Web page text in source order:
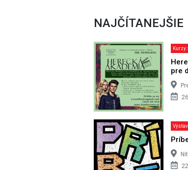
NAJČÍTANEJŠIE
Kurzy
pre